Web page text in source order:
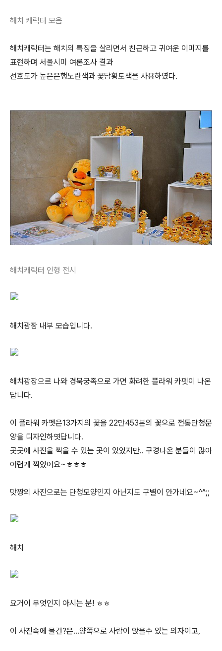
해치 캐릭터 모음
해치캐릭터는 해치의 특징을 살리면서 친근하고 귀여운 이미지를
표현하며 서울시미 여론조사 결과
선호도가 높은은행노란색과 꽃담황토색을 사용하였다.
해치캐릭터 인형 전시
해치광장 내부 모습입니다.
해치광장으르 나와 경북궁족으로 가면 화려한 플라워 카펫이 나온
답니다.
이 플라워 카펫은13가지의 꽃을 22만453본의 꽃으로 전통단청문
양을 디자인하엿답니다.
곳곳에 사진을 찍을 수 있는 곳이 있었지만.. 구경나온 분들이 많아
어렵게 찍었어요~ㅎㅎㅎ
맛짱의 사진으로는 단청모양인지 아닌지도 구별이 안가네요~^^;;
해치
요거이 무엇인지 아시는 분! ㅎㅎ
이 사진속에 물건?은...양쪽으로 사람이 앉을수 있는 의자이고,